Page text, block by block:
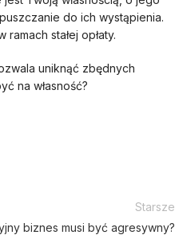
do ich wystąpienia.
stałej opłaty.
uniknąć zbędnych
na własność?
Starsze
biznes musi być agresywny?